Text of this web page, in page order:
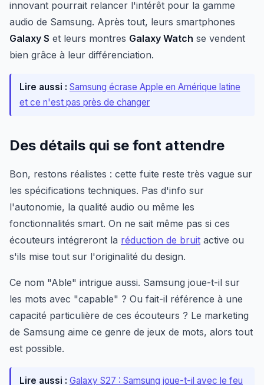
innovant pourrait relancer l'intérêt pour la gamme
audio de Samsung. Après tout, leurs smartphones
Galaxy S et leurs montres Galaxy Watch se vendent
bien grâce à leur différenciation.
Lire aussi : Samsung écrase Apple en Amérique latine
et ce n'est pas près de changer
Des détails qui se font attendre
Bon, restons réalistes : cette fuite reste très vague sur
les spécifications techniques. Pas d'info sur
l'autonomie, la qualité audio ou même les
fonctionnalités smart. On ne sait même pas si ces
écouteurs intégreront la réduction de bruit active ou
s'ils mise tout sur l'originalité du design.
Ce nom "Able" intrigue aussi. Samsung joue-t-il sur
les mots avec "capable" ? Ou fait-il référence à une
capacité particulière de ces écouteurs ? Le marketing
de Samsung aime ce genre de jeux de mots, alors tout
est possible.
Lire aussi : Galaxy S27 : Samsung joue-t-il avec le feu